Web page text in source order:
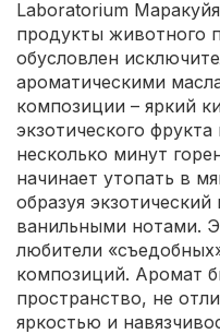
Laboratorium
продукты животного
обусловлен
ароматическими
композиции – яркий
экзотического
несколько минут
начинает утопать в
образуя
ванильными нотами.
любители
композиций. Аромат
пространство, не
яркостью и